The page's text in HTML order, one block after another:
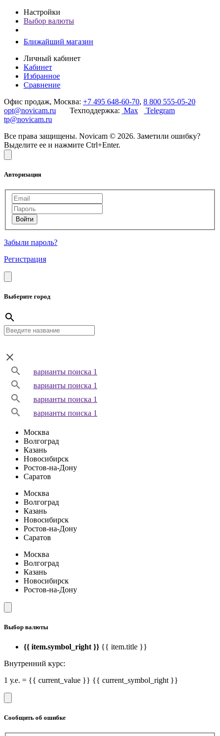
Настройки
Выбор валюты
Ближайший магазин
Личный кабинет
Кабинет
Избранное
Сравнение
Офис продаж, Москва: +7 495 648-60-70, 8 800 555-05-20
opt@novicam.ru Техподдержка: Max
Telegram
tp@novicam.ru
Все права защищены. Novicam © 2026. Заметили ошибку?
Выделите ее и нажмите Ctrl+Enter.
Авторизация
Забыли пароль?
Регистрация
Выберите город
варианты поиска 1
варианты поиска 1
варианты поиска 1
варианты поиска 1
Москва
Волгоград
Казань
Новосибирск
Ростов-на-Дону
Саратов
Москва
Волгоград
Казань
Новосибирск
Ростов-на-Дону
Саратов
Москва
Волгоград
Казань
Новосибирск
Ростов-на-Дону
Выбор валюты
{{ item.symbol_right }} {{ item.title }}
Внутренний курс:
1 у.е. = {{ current_value }} {{ current_symbol_right }}
Сообщить об ошибке